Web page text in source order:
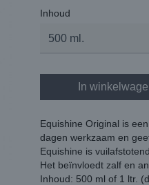
Inhoud
In
Equishine Original is
dagen werkzaam en
Equishine is
Het beïnvloedt zalf en
Inhoud: 500 ml of 1 ltr.